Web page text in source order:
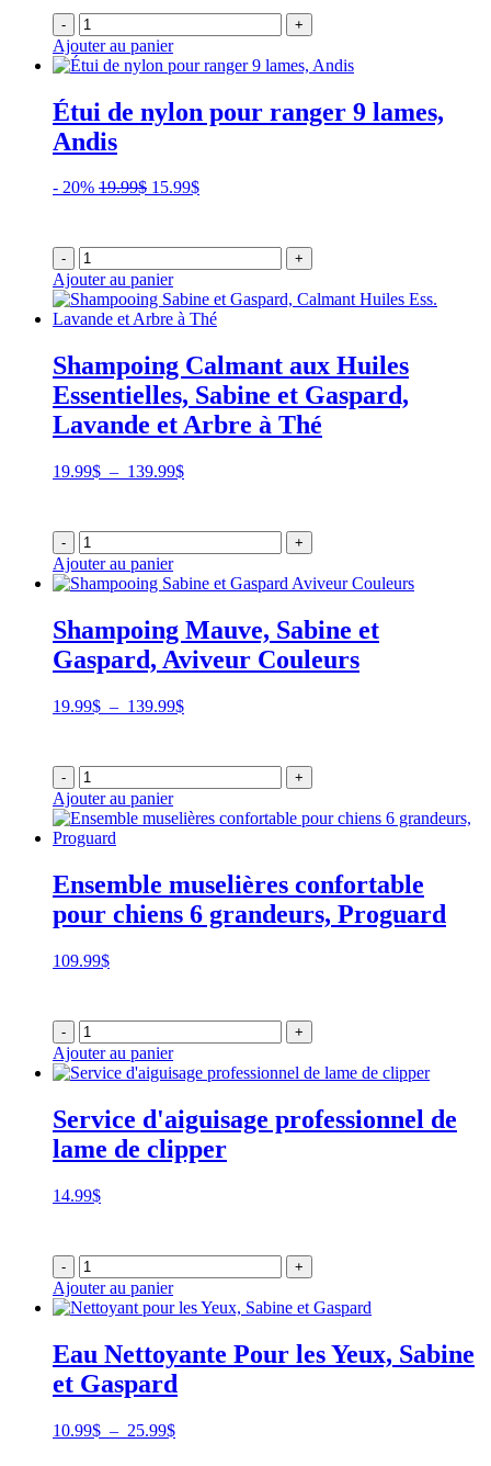
était :
26.99$.
est :
13.49$.
- +
Ajouter au panier
Étui de nylon pour ranger 9 lames,
Andis
- 20% 19.99$ Le
était :
19.99$.
15.99$Le
est :
15.99$.
- +
Ajouter au panier
Shampoing Calmant aux Huiles
Essentielles, Sabine et Gaspard,
Lavande et Arbre à Thé
19.99$ – 139.99$Plage
19.99$
à
- +
Ajouter au panier
Shampoing Mauve, Sabine et
Gaspard, Aviveur Couleurs
19.99$ – 139.99$Plage
19.99$
à
- +
Ajouter au panier
Ensemble muselières confortable
pour chiens 6 grandeurs, Proguard
109.99$
- +
Ajouter au panier
Service d'aiguisage professionnel de
lame de clipper
14.99$
- +
Ajouter au panier
Eau Nettoyante Pour les Yeux, Sabine
et Gaspard
10.99$ – 25.99$Plage